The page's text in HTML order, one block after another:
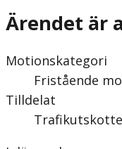
Ärendet är
Motionskategori
Fristående
Tilldelat